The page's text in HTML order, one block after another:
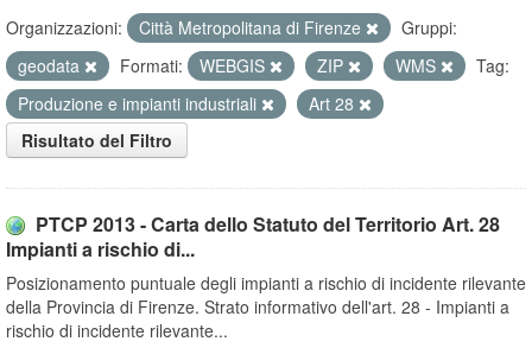
Organizzazioni: Città Metropolitana di Firenze
Gruppi:
geodata
Formati: WEBGIS ZIP WMS
Tag:
Produzione e impianti industriali
Art 28
Risultato del Filtro
PTCP 2013 - Carta dello Statuto del Territorio Art. 28
Impianti a rischio di...
Posizionamento puntuale degli impianti a rischio di incidente rilevante
della Provincia di Firenze. Strato informativo dell'art. 28 - Impianti a
rischio di incidente rilevante...